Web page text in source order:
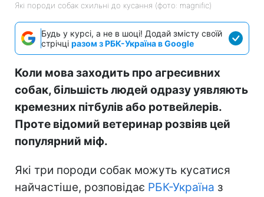
Які породи собак схильні до кусання (фото: magnific)
Будь у курсі, а не в шоці! Додай змісту своїй
стрічці разом з РБК-Україна в Google
Коли мова заходить про агресивних
собак, більшість людей одразу уявляють
кремезних пітбулів або ротвейлерів.
Проте відомий ветеринар розвіяв цей
популярний міф.
Які три породи собак можуть кусатися
найчастіше, розповідає РБК-Україна з